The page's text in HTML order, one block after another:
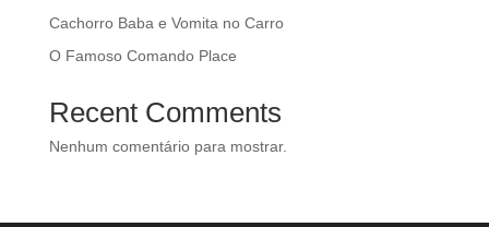
Cachorro Baba e Vomita no Carro
O Famoso Comando Place
Recent Comments
Nenhum comentário para mostrar.